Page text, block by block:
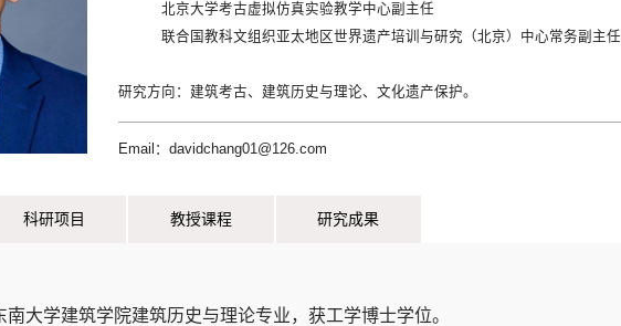
北京大学考古虚拟仿真实验教学中心副主任
联合国教科文组织亚太地区世界遗产培训与研究（北京）中心常务副主任
研究方向： 建筑考古、建筑历史与理论、文化遗产保护。
Email：davidchang01@126.com
科研项目 教授课程 研究成果
南大学建筑学院建筑历史与理论专业，获工学博士学位。